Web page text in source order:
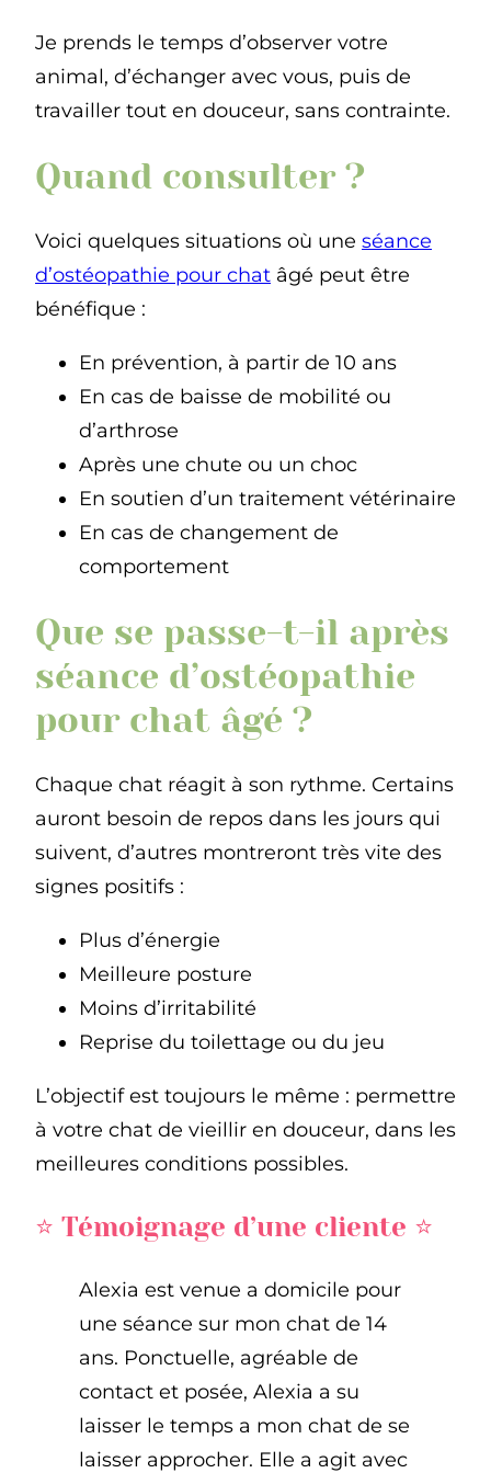
Je prends le temps d’observer votre
animal, d’échanger avec vous, puis de
travailler tout en douceur, sans contrainte.
Quand consulter ?
Voici quelques situations où une séance
d’ostéopathie pour chat âgé peut être
bénéfique :
En prévention, à partir de 10 ans
En cas de baisse de mobilité ou
d’arthrose
Après une chute ou un choc
En soutien d’un traitement vétérinaire
En cas de changement de
comportement
Que se passe-t-il après
séance d’ostéopathie
pour chat âgé ?
Chaque chat réagit à son rythme. Certains
auront besoin de repos dans les jours qui
suivent, d’autres montreront très vite des
signes positifs :
Plus d’énergie
Meilleure posture
Moins d’irritabilité
Reprise du toilettage ou du jeu
L’objectif est toujours le même : permettre
à votre chat de vieillir en douceur, dans les
meilleures conditions possibles.
⭐️ Témoignage d’une cliente ⭐️
Alexia est venue a domicile pour
une séance sur mon chat de 14
ans. Ponctuelle, agréable de
contact et posée, Alexia a su
laisser le temps a mon chat de se
laisser approcher. Elle a agit avec